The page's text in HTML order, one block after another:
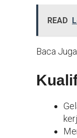
READ
Baca